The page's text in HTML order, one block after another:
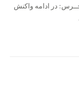
در ادامه واکنش